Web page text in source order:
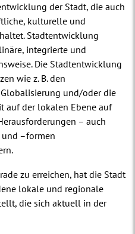
der Stadt, die auch
kulturelle und
Stadtentwicklung
integrierte und
Die Stadtentwicklung
wie z. B. den
und/oder die
auf der lokalen Ebene auf
– auch
–formen
zu erreichen, hat die Stadt
lokale und regionale
die sich aktuell in der